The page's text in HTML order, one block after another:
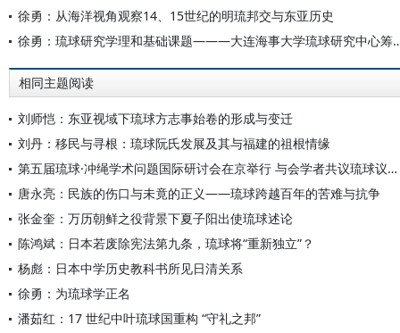
徐勇：从海洋视角观察14、15世纪的明琉邦交与东亚历史
徐勇：琉球研究学理和基础课
相同主题阅读
刘师恺：东亚视域下琉球方志事始卷的形成与变迁
刘丹：移民与寻根：琉球阮氏发展及其与福建的祖根情缘
第五届琉球·冲绳学术问题国际研讨会在京举行 与会学者共议琉球议题守护东亚和平
唐永亮：民族的伤口与未竟的正义——琉球跨越百年的苦难与抗争
张金奎：万历朝鲜之役背景下夏子阳出使琉球述论
陈鸿斌：日本若废除宪法第九条，琉球将“重新独立”？
杨彪：日本中学历史教科书所见日清关系
徐勇：为琉球学正名
潘茹红：17 世纪中叶琉球国重构 “守礼之邦”